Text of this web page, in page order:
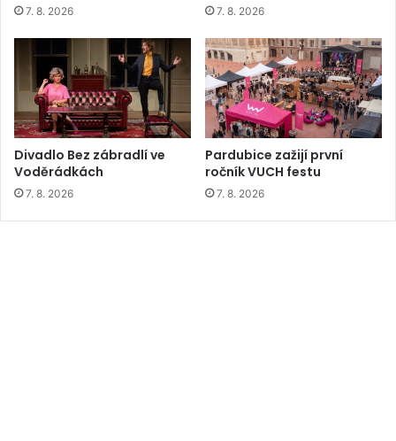
7. 8. 2026 7. 8. 2026
Divadlo Bez zábradlí ve
Voděrádkách
7. 8. 2026
Pardubice zažijí první
ročník VUCH festu
7. 8. 2026